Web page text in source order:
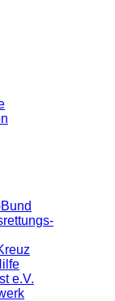
e.V.